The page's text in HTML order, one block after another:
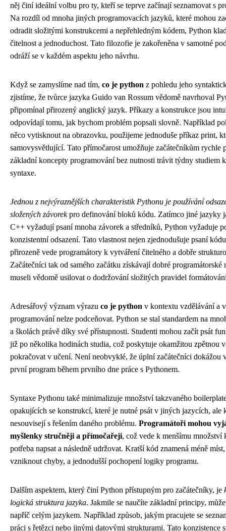
něj činí ideální volbu pro ty, kteří se teprve začínají seznamovat s
Na rozdíl od mnoha jiných programovacích jazyků, které mohou
odradit složitými konstrukcemi a nepřehledným kódem, Python
čitelnost a jednoduchost. Tato filozofie je zakořeněna v samotné
odráží se v každém aspektu jeho návrhu.
Když se zamyslíme nad tím, co je python z pohledu jeho
zjistíme, že tvůrce jazyka Guido van Rossum vědomě navrhoval
připomínal přirozený anglický jazyk. Příkazy a konstrukce jsou
odpovídají tomu, jak bychom problém popsali slovně. Například
něco vytisknout na obrazovku, použijeme jednoduše příkaz print,
samovysvětlující. Tato přímočarost umožňuje začátečníkům rychle
základní koncepty programování bez nutnosti trávit týdny studiem
syntaxe.
Jednou z nejvýraznějších charakteristik Pythonu je používání
složených závorekpro definování bloků kódu. Zatímco jiné jazyky
C++ vyžadují psaní mnoha závorek a středníků, Python vyžaduje
konzistentní odsazení. Tato vlastnost nejen zjednodušuje psaní
přirozeně vede programátory k vytváření čitelného a dobře
Začátečníci tak od samého začátku získávají dobré
museli vědomě usilovat o dodržování složitých pravidel
Adresářový význam výrazu co je python v kontextu vzdělávání a
programování nelze podceňovat. Python se stal standardem na
a školách právě díky své přístupnosti. Studenti mohou začít psát
již po několika hodinách studia, což poskytuje okamžitou zpětnou
pokračovat v učení. Není neobvyklé, že úplní začátečníci dokážou
první program během prvního dne práce s Pythonem.
Syntaxe Pythonu také minimalizuje množství takzvaného
opakujících se konstrukcí, které je nutné psát v jiných jazycích, ale
nesouvisejí s řešením daného problému. Programátoři mohou
myšlenky stručněji a přímočařeji, což vede k menšímu množství
potřeba napsat a následně udržovat. Kratší kód znamená méně
vzniknout chyby, a jednodušší pochopení logiky programu.
Dalším aspektem, který činí Python přístupným pro začátečníky, je
logická struktura jazyka. Jakmile se naučíte základní principy,
napříč celým jazykem. Například způsob, jakým pracujete se
práci s řetězci nebo jinými datovými strukturami. Tato konzistence